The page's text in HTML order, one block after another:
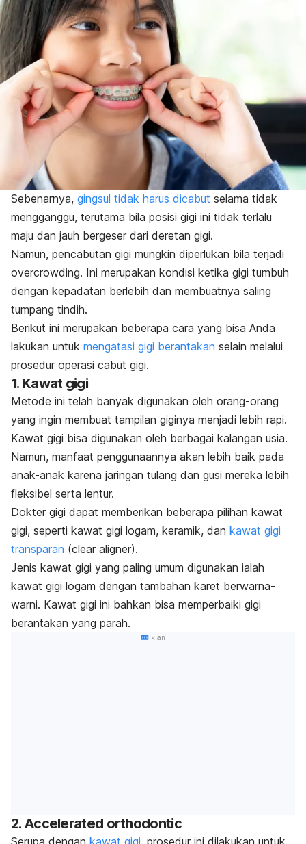
Sebenarnya, gingsul tidak harus dicabut selama tidak
mengganggu, terutama bila posisi gigi ini tidak terlalu
maju dan jauh bergeser dari deretan gigi.
Namun, pencabutan gigi mungkin diperlukan bila terjadi
overcrowding. Ini merupakan kondisi ketika gigi tumbuh
dengan kepadatan berlebih dan membuatnya saling
tumpang tindih.
Berikut ini merupakan beberapa cara yang bisa Anda
lakukan untuk mengatasi gigi berantakan selain melalui
prosedur operasi cabut gigi.
1. Kawat gigi
Metode ini telah banyak digunakan oleh orang-orang
yang ingin membuat tampilan giginya menjadi lebih rapi.
Kawat gigi bisa digunakan oleh berbagai kalangan usia.
Namun, manfaat penggunaannya akan lebih baik pada
anak-anak karena jaringan tulang dan gusi mereka lebih
fleksibel serta lentur.
Dokter gigi dapat memberikan beberapa pilihan kawat
gigi, seperti kawat gigi logam, keramik, dan kawat gigi
transparan (clear aligner).
Jenis kawat gigi yang paling umum digunakan ialah
kawat gigi logam dengan tambahan karet berwarna-
warni. Kawat gigi ini bahkan bisa memperbaiki gigi
berantakan yang parah.
Iklan
2. Accelerated orthodontic
Serupa dengan kawat gigi , prosedur ini dilakukan untuk